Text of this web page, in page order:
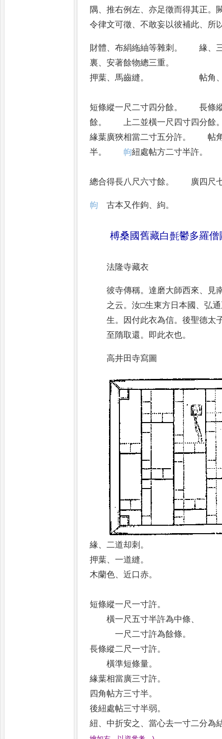
隅、推右例左、亦足徵而得其正。
令律文可徵、不敢妄以彼補此、 所
財體、布絹絁紬等雜刺 。 緣、
裏、安著餘物總三重。
押葉、 馬齒縫。 帖角
短條縱一尺二寸四分餘。
長條縱
餘。 上二並橫一尺四寸四分餘
緣葉廣狹相當二寸五分許。
帖角
半。 𢂁紐處帖方二寸半許。
總合得長八尺六寸餘。 廣四尺
𢂁 古本又作鉤、絇。
榑桑國舊藏白㲲鬱多羅僧
法隆寺藏衣
彼寺傳稱。達磨大師西來、
見
之云。汝□生東方日本國 、 弘
生。 因付此衣為信。後聖德太
至隋取還。 即此衣也。
高井田寺寫圖
緣、二道却刺 。
押葉、一道縫。
木蘭色、近口赤。
短條縱一尺一寸許。
橫一尺五寸半許為中條、
一尺二寸許為餘條。
長條縱二尺一寸許。
橫準短條量。
緣葉相當廣三寸許。
四角帖方三寸半。
後紐處帖三寸半弱。
紐、 中折安之 、當心去一寸二分為